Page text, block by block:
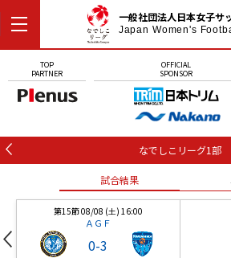
一般社団法人日本女子サ
Japan Women's
TOP
PARTNER
OFFICIAL
SPONSOR
なでしこリーグ1部
試合結果
第15節 08/08 (土) 16:00
ＡＧＦ
0-3